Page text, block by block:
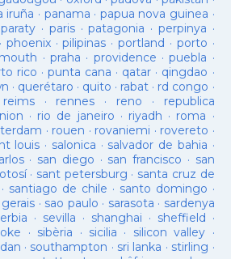
iruña · panama · papua nova guinea ·
paraty · paris·patagonia · perpinya ·
· phoenix·pilipinas ·portland · porto ·
·praha · providence ·puebla ·
rico ·punta cana · qatar · qingdao ·
· querétaro · quito · rabat · rd congo ·
reims· rennes · reno · republica
· rio de janeiro · riyadh · roma ·
· rouen · rovaniemi · rovereto ·
louis · salonica · salvador de bahia ·
· san diego · san francisco · san
· sant petersburg · santa cruz de
· santiago de chile · santo domingo ·
· sao paulo · sarasota · sardenya
· sevilla · shanghai · sheffield ·
· sibèria · sicilia · silicon valley ·
· southampton · sri lanka · stirling ·